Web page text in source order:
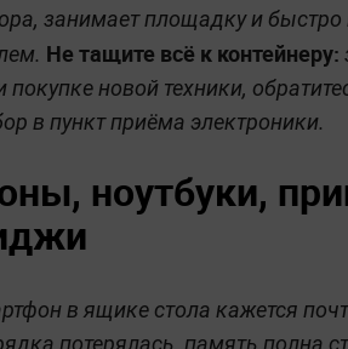
занимает площадку и
Не тащите всё к контейнеру:
покупке новой техники,
в пункт приёма электроники.
ноутбуки,
в ящике стола кажется